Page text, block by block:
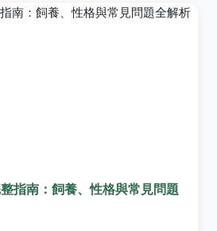
指南：飼養、性格與常見問題